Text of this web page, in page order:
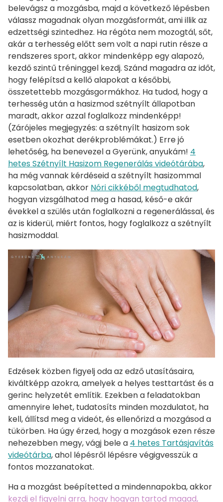
belevágsz a mozgásba, majd a következő lépésben
válassz magadnak olyan mozgásformát, ami illik az
edzettségi szintedhez. Ha régóta nem mozogtál, sőt,
akár a terhesség előtt sem volt a napi rutin része a
rendszeres sport, akkor mindenképp egy alapozó,
kezdő szintű tréninggel kezdj. Szánd magadra az időt,
hogy felépítsd a kellő alapokat a későbbi,
összetettebb mozgásgormákhoz. Ha tudod, hogy a
terhesség után a hasizmod szétnyílt állapotban
maradt, akkor azzal foglalkozz mindenképp!
(Zárójeles megjegyzés: a szétnyílt hasizom sok
esetben okozhat derékproblémákat.) Erre jó
lehetőség, ha benevezel a Gyerünk, anyukám! 4
hetes Szétnyílt Hasizom Regenerálás videótárába,
ha még vannak kérdéseid a szétnyílt hasizommal
kapcsolatban, akkor Nóri cikkéből megtudhatod,
hogyan vizsgálhatod meg a hasad, késő-e akár
évekkel a szülés után foglalkozni a regenerálással, és
az is kiderül, miért fontos, hogy foglalkozz a szétnyílt
hasizmoddal.
Edzések közben figyelj oda az edző utasításaira,
kiváltképp azokra, amelyek a helyes testtartást és a
gerinc helyzetét említik. Ezekben a feladatokban
amennyire lehet, tudatosíts minden mozdulatot, ha
kell, állítsd meg a videót, és ellenőrizd a mozgásod a
tükörben. Ha úgy érzed, hogy a mozgások ezen része
nehezebben megy, vágj bele a 4 hetes Tartásjavítás
videótárba, ahol lépésről lépésre végigvesszük a
fontos mozzanatokat.
Ha a mozgást beépítetted a mindennapokba, akkor
kezdj el figyelni arra, hogy hogyan tartod magad,